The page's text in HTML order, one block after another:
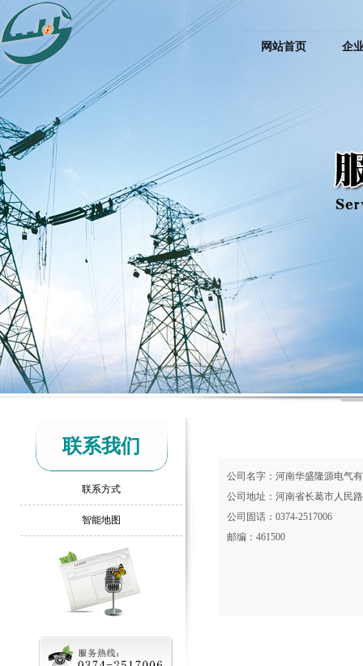
网站首页 企
联系我们
联系方式
智能地图
公司名字：河南华盛隆源电气
公司地址：河南省长葛市人民
公司固话：0374-2517006
邮编：461500